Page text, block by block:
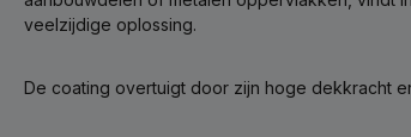
veelzijdige oplossing.
De coating overtuigt door zijn hoge dekkracht